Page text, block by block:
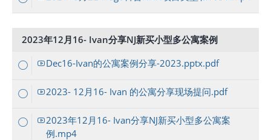
2023年12月16- Ivan分享NJ新买小型多公寓案例
Dec16-Ivan的公寓案例分享-2023.pptx.pdf
2023- 12月16- Ivan 的公寓分享现场提问.pdf
2023年12月16- Ivan分享NJ新买小型多公寓案
例.mp4